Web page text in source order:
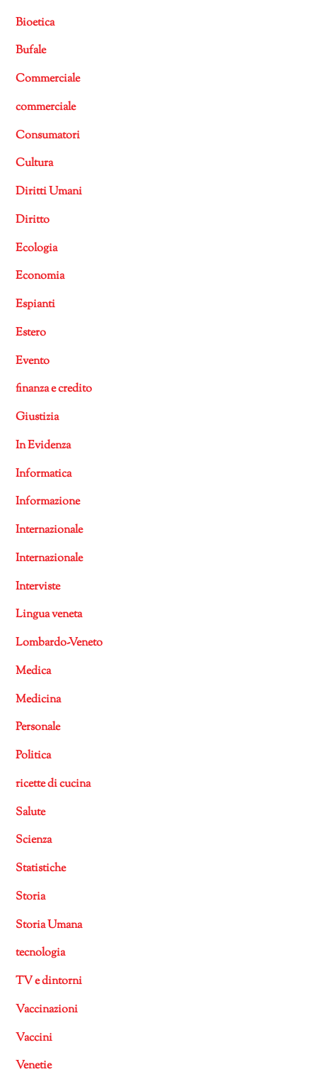
Bioetica
Bufale
Commerciale
commerciale
Consumatori
Cultura
Diritti Umani
Diritto
Ecologia
Economia
Espianti
Estero
Evento
finanza e credito
Giustizia
In Evidenza
Informatica
Informazione
Internazionale
Internazionale
Interviste
Lingua veneta
Lombardo-Veneto
Medica
Medicina
Personale
Politica
ricette di cucina
Salute
Scienza
Statistiche
Storia
Storia Umana
tecnologia
TV e dintorni
Vaccinazioni
Vaccini
Venetie